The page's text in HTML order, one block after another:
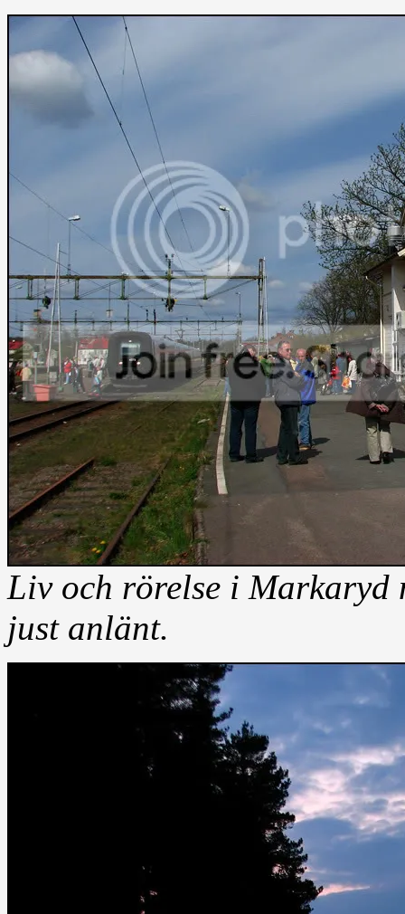
Liv och rörelse i Markaryd
just anlänt.